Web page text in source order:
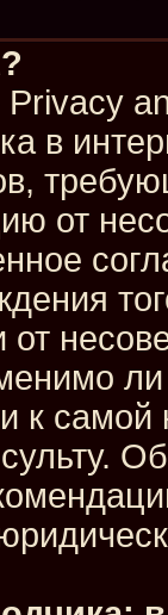
в
от
к самой